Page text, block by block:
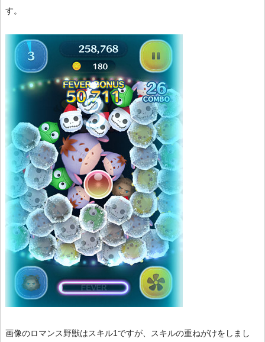
す。
画像のロマンス野獣はスキル1ですが、スキルの重ねがけをしまし